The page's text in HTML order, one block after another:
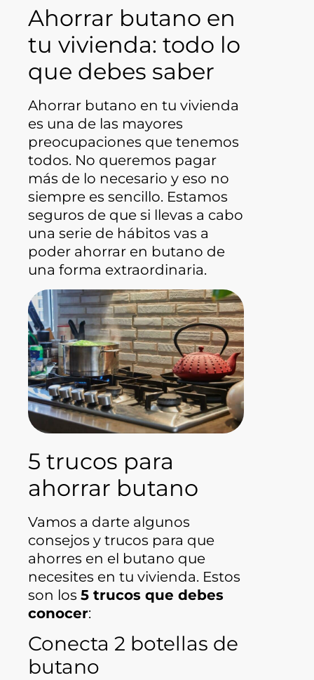
Ahorrar butano en
tu vivienda: todo lo
que debes saber
Ahorrar butano en tu vivienda
es una de las mayores
preocupaciones que tenemos
todos. No queremos pagar
más de lo necesario y eso no
siempre es sencillo. Estamos
seguros de que si llevas a cabo
una serie de hábitos vas a
poder ahorrar en butano de
una forma extraordinaria.
5 trucos para
ahorrar butano
Vamos a darte algunos
consejos y trucos para que
ahorres en el butano que
necesites en tu vivienda. Estos
son los 5 trucos que debes
conocer:
Conecta 2 botellas de
butano